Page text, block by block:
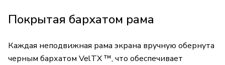
Покрытая бархатом рама
Каждая неподвижная рама экрана вручную обернута
черным бархатом VelTX ™, что обеспечивает